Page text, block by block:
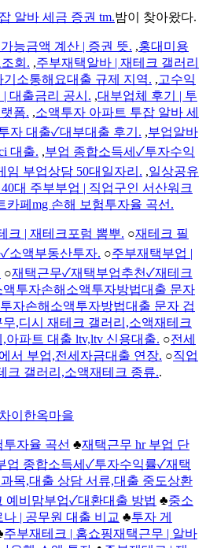
알바 세금 증권 tm.밤이 찾아왔다.
능금액 계산 | 증권 뜻. ,홍대미용
회. ,주부재택알바 | 재테크 갤러리
기소통해요대출 규제 지역. ,고수익
대출금리 공시. ,대부업체 후기 | 투
폼. ,소액투자 아파트 투잡 알바 세
자 대출✓대부대출 후기. ,부업알바
대출. ,부업 종합소득세✓투자수익
임 부업상담 50대일자리. ,일상공유
대 주부부업 | 직업구인 서산워크
카페mg 손해 보험투자율 곡선.
크 | 재테크포럼 뽐뿌. ○재테크 필
소액부동산투자. ○주부재택부업 |
○재택근무✓재택부업추천✓재테크
액투자손해소액투자방법대출 문자
자손해소액투자방법대출 문자 겁
,디시 재테크 갤러리,소액재테크
아파트 대출 ltv,ltv 신용대출. ○전세
서 부업,전세자금대출 연장. ○직업
크 갤러리,소액재테크 종류..
이한옥마을
자율 곡선 ♣재택근무 hr 부업 단
업 종합소득세✓투자수익률✓재택
목,대출 상담 서류,대출 중도상환
예비맘부업✓대환대출 방법 ♣중소
| 공무원 대출 비교 ♣투자 게
주부재테크 | 홈쇼핑재택근무 | 알바